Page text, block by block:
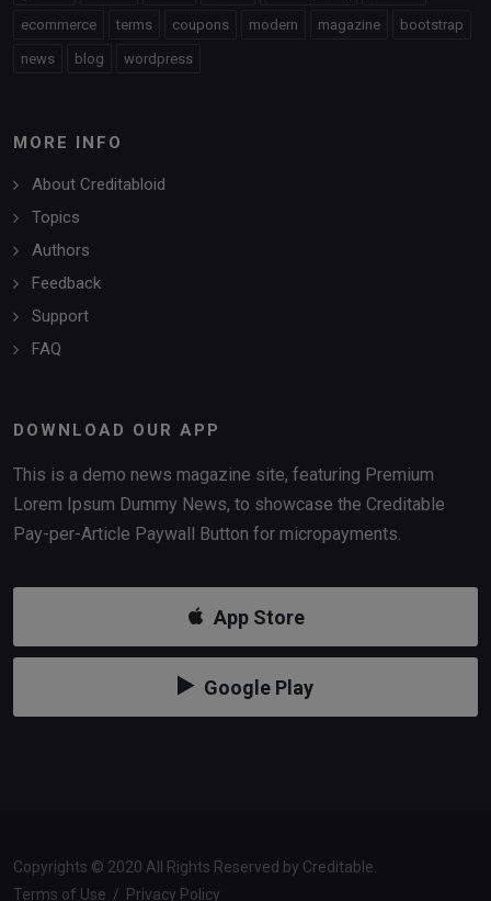
ecommerce terms coupons modern magazine bootstrap
news blog wordpress
MORE INFO
About Creditabloid
Topics
Authors
Feedback
Support
FAQ
DOWNLOAD OUR APP
This is a demo news magazine site, featuring Premium
Lorem Ipsum Dummy News, to showcase the Creditable
Pay-per-Article Paywall Button for micropayments.
App Store
Google Play
Copyrights © 2020 All Rights Reserved by Creditable.
Terms of Use / Privacy Policy